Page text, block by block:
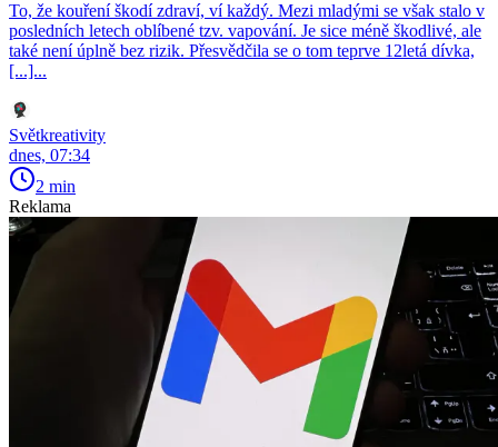
To, že kouření škodí zdraví, ví každý. Mezi mladými se však stalo v
posledních letech oblíbené tzv. vapování. Je sice méně škodlivé, ale
také není úplně bez rizik. Přesvědčila se o tom teprve 12letá dívka,
[...]...
Světkreativity
dnes, 07:34
2 min
Reklama